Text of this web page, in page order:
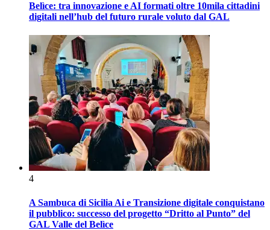
Belìce: tra innovazione e AI formati oltre 10mila cittadini
digitali nell’hub del futuro rurale voluto dal GAL
4
A Sambuca di Sicilia Ai e Transizione digitale conquistano
il pubblico: successo del progetto “Dritto al Punto” del
GAL Valle del Belìce